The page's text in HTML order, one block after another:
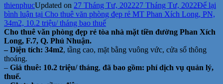
thienphucUpdated on 27 Tháng Tư, 202227 Tháng Tư, 2022Để lại
bình luận tại Cho thuê văn phòng đẹp rẻ MT Phan Xích Long, PN,
34m2, 10.2 triệu/ tháng bao thuế
Cho thuê văn phòng đẹp rẻ tòa nhà mặt tiền đường Phan Xích
Long, F.7, Q. Phú Nhuận.
– Diện tích: 34m2, tầng cao, mặt bằng vuông vức, cửa sổ thông
thoáng.
– Giá thuê: 10.2 triệu/ tháng, đã bao gồm: phí dịch vụ quản lý,
thuế.